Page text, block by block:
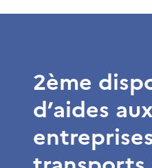
2ème
d’aides aux